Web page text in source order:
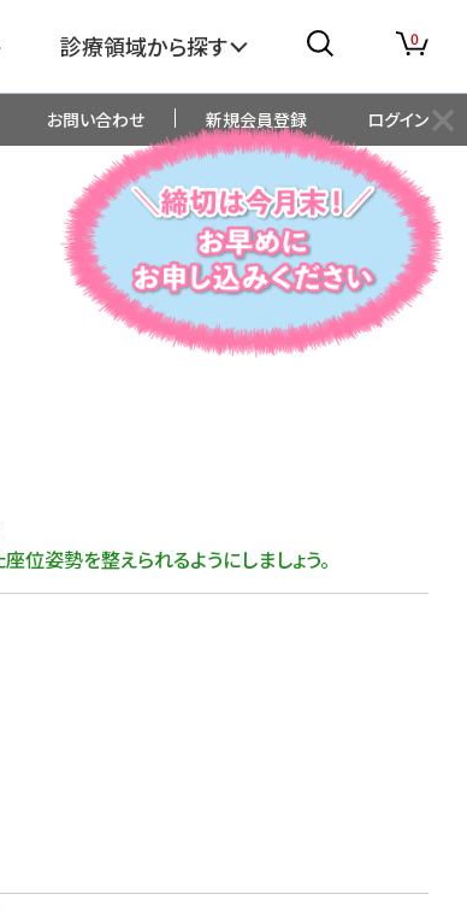
診療領域から探す
眼科
精神科・心療内科
査
高齢者看護
0
お問い合わせ 新規会員登録 ログイン
姿勢を整えられるようにしましょう。